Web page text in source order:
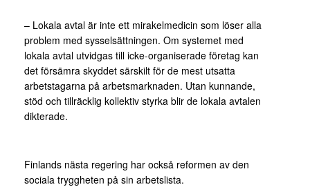
– Lokala avtal är inte ett mirakelmedicin som löser alla
problem med sysselsättningen. Om systemet med
lokala avtal utvidgas till icke-organiserade företag kan
det försämra skyddet särskilt för de mest utsatta
arbetstagarna på arbetsmarknaden. Utan kunnande,
stöd och tillräcklig kollektiv styrka blir de lokala avtalen
dikterade.
Finlands nästa regering har också reformen av den
sociala tryggheten på sin arbetslista.